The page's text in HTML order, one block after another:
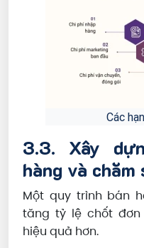
Các
3.3. Xây
hàng và chăm
Một quy trình bán
tăng tỷ lệ chốt
hiệu quả hơn.